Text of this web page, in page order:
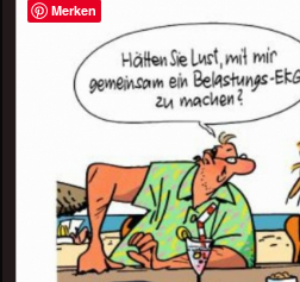
Merken